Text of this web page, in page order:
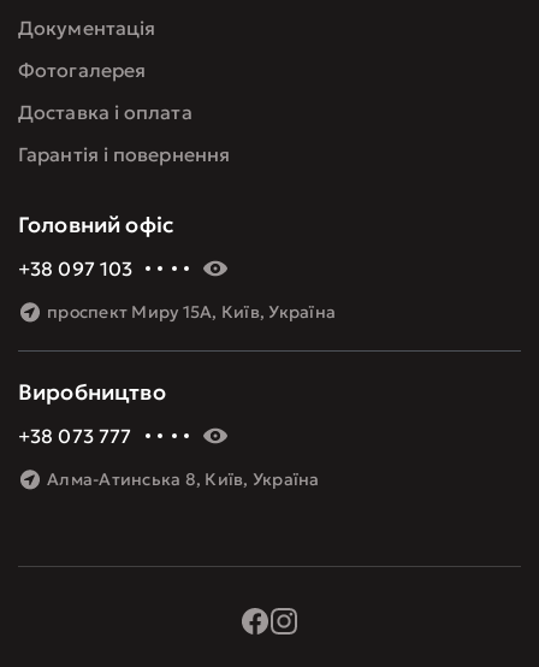
Документація
Фотогалерея
Доставка і оплата
Гарантія і повернення
Головний офіс
+38 097 103 60 09
проспект Миру 15А, Київ, Україна
Виробництво
+38 073 777 48 08
Алма-Атинська 8, Київ, Україна